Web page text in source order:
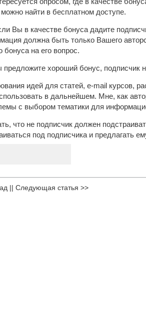
найти в бесплатном доступе.
Вы в качестве бонуса дадите
должна быть только Вашего
на его вопрос.
хороший бонус, подписчик
идей для статей, e-mail курсов,
в дальнейшем. Мне, как
с выбором тематики для
что не подписчик должен
под подписчика и предлагать
|| Следующая статья >>